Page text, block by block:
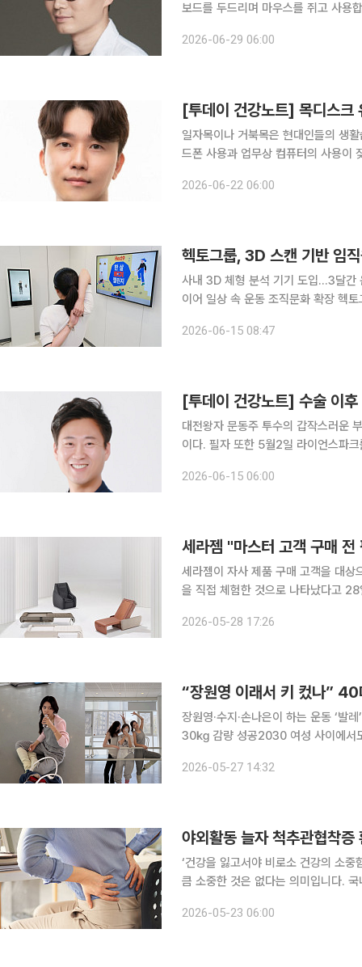
보드를 두드리며 마우스를 쥐고 사용
순한 피로나 근육 뭉침으로 생각하지
2026-06-29 06:00
[투데이 건강노트] 목디스크
일자목이나 거북목은 현대인들의 생
드폰 사용과 업무상 컴퓨터의 사용이
야 한다. 목디스크는 척추 뼈와 뼈 사
2026-06-22 06:00
헥토그룹, 3D 스캔 기반 임
사내 3D 체형 분석 기기 도입…3달간
이어 일상 속 운동 조직문화 확장 헥토그룹이 사내에 3D 신체 스캔 장비를 도입하고 임직원의 건강
경쟁력의 핵심 요소로 보고 기업 차원
2026-06-15 08:47
[투데이 건강노트] 수술 이
대전왕자 문동주 투수의 갑작스러운
이다. 필자 또한 5월2일 라이언스파
장면이었다. 5월 보도에 따르
2026-06-15 06:00
세라젬 "마스터 고객 구매
세라젬이 자사 제품 구매 고객을 대
을 직접 체험한 것으로 나타났다고 28일 밝혔다. 앞서 세라젬은 마스터 V
장 등에서 체험을 한 것으로 나타났다
2026-05-28 17:26
“장원영 이래서 키 컸나” 40
장원영·수지·손나은이 하는 운동 ‘발
30㎏ 감량 성공2030 여성 사이에서도 ‘취발러’ 유행 배우 채정안이
어를 함께 쓰는 운동은 굽은 등과 말
2026-05-27 14:32
‘건강을 잃고서야 비로소 건강의 소
큼 소중한 것은 없다는 의미입니다.
면 허리와 다리 통증을 호소하는 중장
2026-05-23 06:00